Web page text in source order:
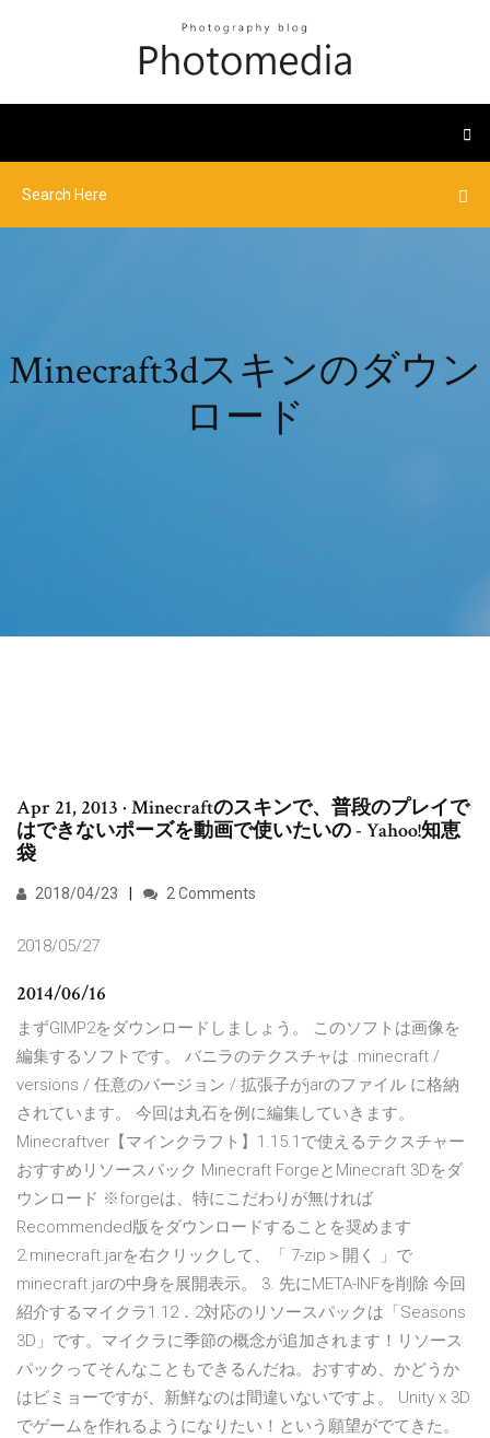
Minecraft3dスキンのダウン
ロード
Apr 21, 2013 · Minecraftのスキンで、普段のプレイで
はできないポーズを動画で使いたいの - Yahoo!知恵
袋
2018/04/23 2 Comments
2018/05/27
2014/06/16
まずGIMP2をダウンロードしましょう。 このソフトは画像を
編集するソフトです。 バニラのテクスチャは .minecraft /
versions / 任意のバージョン / 拡張子がjarのファイル に格納
されています。 今回は丸石を例に編集していきます。
Minecraftver【マインクラフト】1.15.1で使えるテクスチャー
おすすめリソースパック Minecraft ForgeとMinecraft 3Dをダ
ウンロード ※forgeは、特にこだわりが無ければ
Recommended版をダウンロードすることを奨めます
2.minecraft.jarを右クリックして、「 7-zip＞開く 」で
minecraft.jarの中身を展開表示。 3. 先にMETA-INFを削除 今回
紹介するマイクラ1.12．2対応のリソースパックは「Seasons
3D」です。マイクラに季節の概念が追加されます！リソース
パックってそんなこともできるんだね。おすすめ、かどうか
はビミョーですが、新鮮なのは間違いないですよ。 Unity x 3D
でゲームを作れるようになりたい！という願望がでてきた。